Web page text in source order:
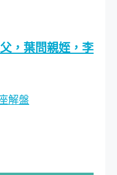
，葉問親姪，李
解盤